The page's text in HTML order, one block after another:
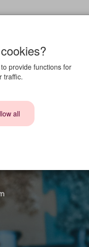
provide functions for
traffic.
all